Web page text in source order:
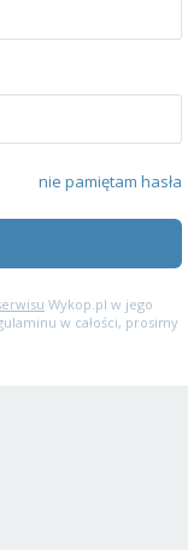
nie pamiętam hasła
Wykop.pl w jego
w całości, prosimy